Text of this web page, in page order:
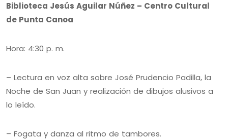
Biblioteca Jesús Aguilar Núñez – Centro Cultural
de Punta Canoa
Hora: 4:30 p. m.
– Lectura en voz alta sobre José Prudencio Padilla, la
Noche de San Juan y realización de dibujos alusivos a
lo leído.
– Fogata y danza al ritmo de tambores.